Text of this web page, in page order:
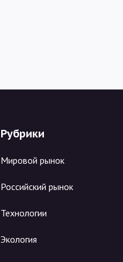
Рубрики
Мировой рынок
Российский рынок
Технологии
Экология